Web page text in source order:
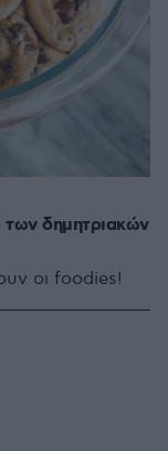
δημητριακών
οι foodies!